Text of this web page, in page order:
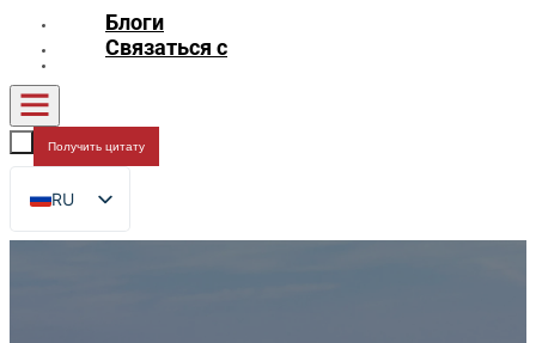
Блоги
Связаться с
Получить цитату
RU
EN